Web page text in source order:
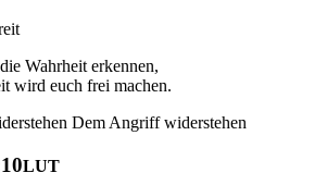
Wahrheit erkennen,
wird euch frei machen.
Dem Angriff widerstehen
LUT